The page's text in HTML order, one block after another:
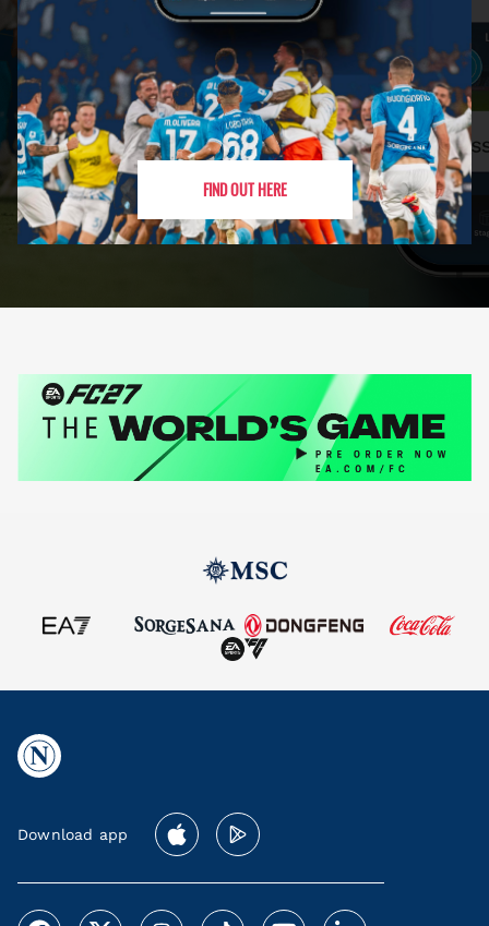
FIND OUT HERE
Download app